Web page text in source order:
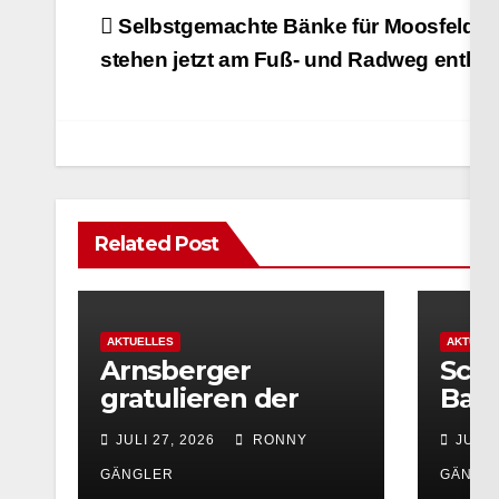
Beitragsnavigation
Selbstgemachte Bänke für Moosfelde
stehen jetzt am Fuß- und Radweg
Related Post
AKTUELLES
Arnsberger
gratulieren der
Partnerstadt
Olesno zum 800-
jährigen
JULI 27, 2026 RONNY
GÄNGLER
JULI